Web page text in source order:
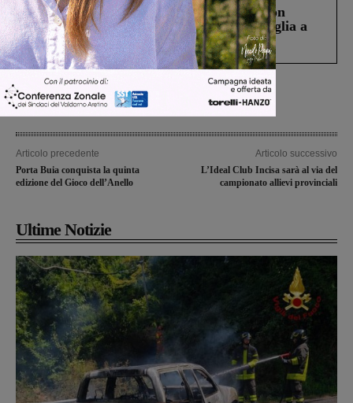
Scomparso da una struttura di Castiglion
Fiorentino l’uomo che aveva ucciso la figlia a
Levane nel 2020
Articolo precedente
Porta Buia conquista la quinta
edizione del Gioco dell’Anello
Articolo successivo
L’Ideal Club Incisa sarà al via del
campionato allievi provinciali
Ultime Notizie